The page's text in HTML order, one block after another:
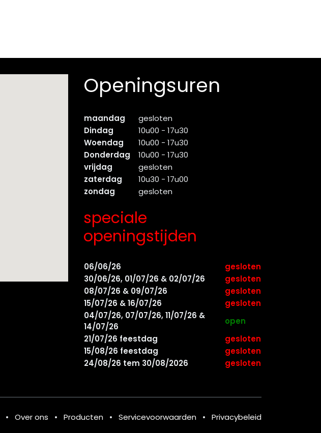
Openingsuren
maandag
gesloten
Dindag
10u00 - 17u30
Woendag
10u00 - 17u30
Donderdag
10u00 - 17u30
vrijdag
gesloten
zaterdag
10u30 - 17u00
zondag
gesloten
speciale
openingstijden
06/06/26
gesloten
30/06/26, 01/07/26 & 02/07/26
gesloten
08/07/26 & 09/07/26
gesloten
15/07/26 & 16/07/26
gesloten
04/07/26, 07/07/26, 11/07/26 &
14/07/26
open
21/07/26 feestdag
gesloten
15/08/26 feestdag
gesloten
24/08/26 tem 30/08/2026
gesloten
• Over ons • Producten • Servicevoorwaarden • Privacybeleid